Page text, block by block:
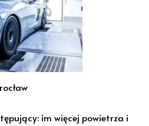
im więcej powietrza i